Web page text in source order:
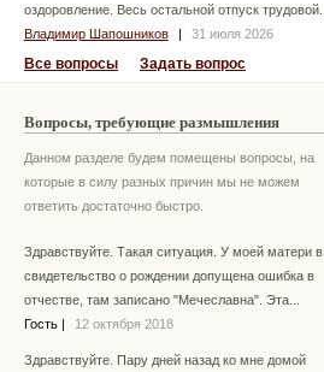
оздоровление. Весь остальной отпуск трудовой...
Владимир Шапошников
| 31 июля 2026
Все вопросы Задать вопрос
Вопросы, требующие размышления
Данном разделе будем помещены вопросы, на
которые в силу разных причин мы не можем
ответить достаточно быстро.
Здравствуйте. Такая ситуация. У моей матери в
свидетельство о рождении допущена ошибка в
отчестве, там записано "Мечеславна". Эта...
Гость | 12 октября 2018
Здравствуйте. Пару дней назад ко мне домой